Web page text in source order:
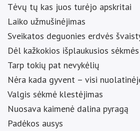
Tėvų tų kas juos turėjo apskritai
Laiko užmušinėjimas
Sveikatos deguonies erdvės
Dėl kažkokios išplaukusios sėkmės
Tarp tokių pat nevykėlių
Nėra kada gyvent – visi
Valgis sėkmė klestėjimas
Nuosava kaimenė dalina pyragą
Padėkos ausys